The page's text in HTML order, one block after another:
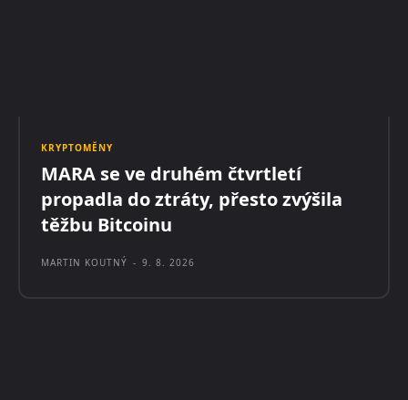
KRYPTOMĚNY
MARA se ve druhém čtvrtletí
propadla do ztráty, přesto zvýšila
těžbu Bitcoinu
MARTIN KOUTNÝ - 9. 8. 2026